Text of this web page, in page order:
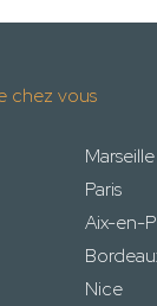
chez vous
Marseille
Paris
Aix-en-
Nice